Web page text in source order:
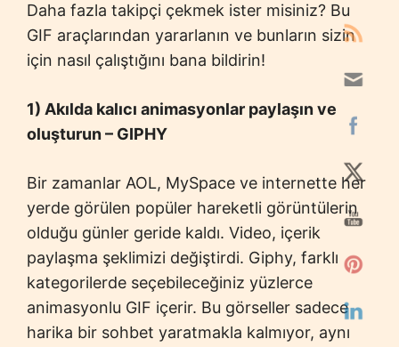
Daha fazla takipçi çekmek ister misiniz? Bu
GIF araçlarından yararlanın ve bunların sizin
için nasıl çalıştığını bana bildirin!
1) Akılda kalıcı animasyonlar paylaşın ve
oluşturun – GIPHY
Bir zamanlar AOL, MySpace ve internette her
yerde görülen popüler hareketli görüntülerin
olduğu günler geride kaldı. Video, içerik
paylaşma şeklimizi değiştirdi. Giphy, farklı
kategorilerde seçebileceğiniz yüzlerce
animasyonlu GIF içerir. Bu görseller sadece
harika bir sohbet yaratmakla kalmıyor, aynı